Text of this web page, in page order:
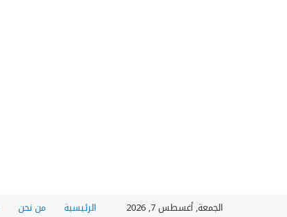
الجمعة, أغسطس 7, 2026 الرئيسية من نحن